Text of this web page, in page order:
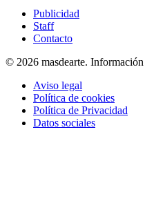
Publicidad
Staff
Contacto
© 2026 masdearte.
Aviso legal
Política de cookies
Política de Privacidad
Datos sociales